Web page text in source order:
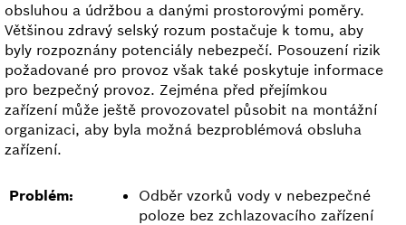
obsluhou a údržbou a danými prostorovými poměry.
Většinou zdravý selský rozum postačuje k tomu, aby
byly rozpoznány potenciály nebezpečí. Posouzení rizik
požadované pro provoz však také poskytuje informace
pro bezpečný provoz. Zejména před přejímkou
zařízení může ještě provozovatel působit na montážní
organizaci, aby byla možná bezproblémová obsluha
zařízení.
Problém:
Odběr vzorků vody v nebezpečné
poloze bez zchlazovacího zařízení